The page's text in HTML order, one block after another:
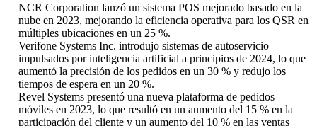
NCR Corporation lanzó un sistema POS mejorado basado en la
nube en 2023, mejorando la eficiencia operativa para los QSR en
múltiples ubicaciones en un 25 %.
Verifone Systems Inc. introdujo sistemas de autoservicio
impulsados ​​por inteligencia artificial a principios de 2024, lo que
aumentó la precisión de los pedidos en un 30 % y redujo los
tiempos de espera en un 20 %.
Revel Systems presentó una nueva plataforma de pedidos
móviles en 2023, lo que resultó en un aumento del 15 % en la
participación del cliente y un aumento del 10 % en las ventas